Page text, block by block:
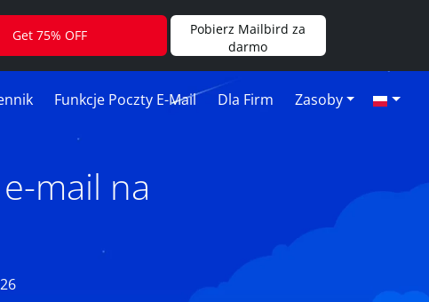
Funkcje Poczty E-Mail Dla Firm Zasoby
mail na
Get 75% OFF
Pobierz Mailbird za
darmo